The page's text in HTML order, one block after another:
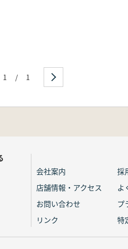
1 / 1
会社案内
採
店舗情報・アクセス
よ
お問い合わせ
プ
リンク
特